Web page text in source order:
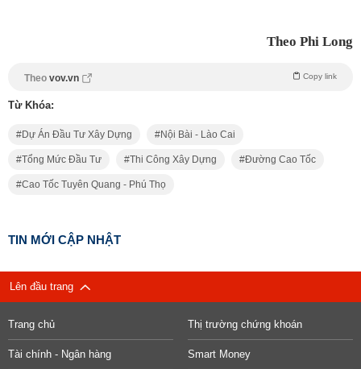
Theo Phi Long
Theo vov.vn Copy link
Từ Khóa:
Dự Án Đầu Tư Xây Dựng Nội Bài - Lào Cai
Tổng Mức Đầu Tư Thi Công Xây Dựng Đường Cao Tốc
Cao Tốc Tuyên Quang - Phú Thọ
TIN MỚI CẬP NHẬT
Lên đầu trang
Trang chủ Thị trường chứng khoán
Tài chính - Ngân hàng Smart Money